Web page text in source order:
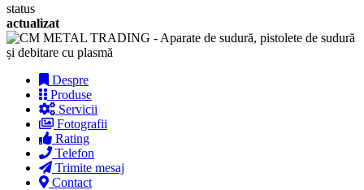
status
actualizat
Despre
Produse
Servicii
Fotografii
Rating
Telefon
Trimite mesaj
Contact